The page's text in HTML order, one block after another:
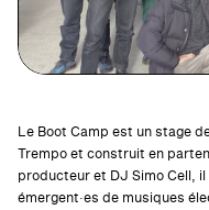
Le Boot Camp est un stage
Trempo et construit en
producteur et DJ Simo Cell,
émergent·es de musiques